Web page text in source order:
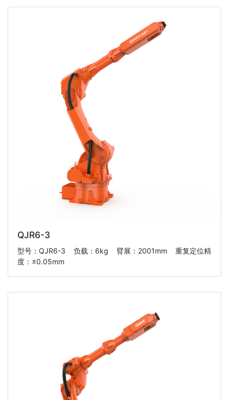
QJR6-3
型号：QJR6-3 负载：6kg 臂展：2001mm 重复定位精
度：±0.05mm